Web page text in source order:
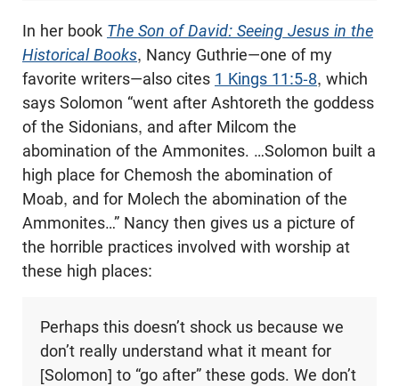
In her book The Son of David: Seeing Jesus in the
Historical Books, Nancy Guthrie—one of my
favorite writers—also cites 1 Kings 11:5-8, which
says Solomon “went after Ashtoreth the goddess
of the Sidonians, and after Milcom the
abomination of the Ammonites. …Solomon built a
high place for Chemosh the abomination of
Moab, and for Molech the abomination of the
Ammonites…” Nancy then gives us a picture of
the horrible practices involved with worship at
these high places:
Perhaps this doesn’t shock us because we
don’t really understand what it meant for
[Solomon] to “go after” these gods. We don’t